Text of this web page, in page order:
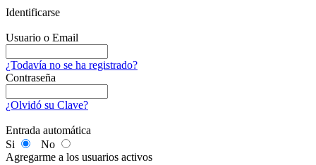
Identificarse
Usuario o Email
¿Todavía no se ha registrado?
Contraseña
¿Olvidó su Clave?
Entrada automática
Si
No
Agregarme a los usuarios activos